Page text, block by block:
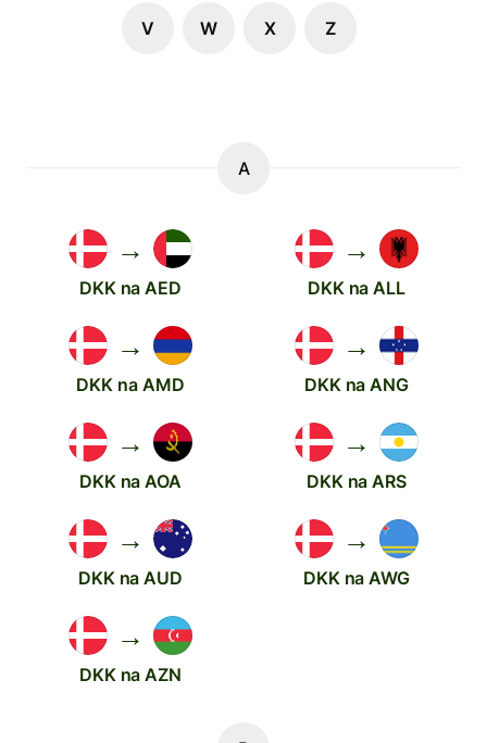
V W X Z
A
→
DKK na AED
→
DKK na ALL
→
DKK na AMD
→
DKK na ANG
→
DKK na AOA
→
DKK na ARS
→
DKK na AUD
→
DKK na AWG
→
DKK na AZN